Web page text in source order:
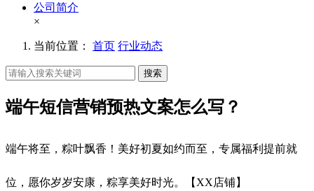
公司简介
×
当前位置： 首页 行业动态
搜索
端午短信营销预热文案怎么写？
端午将至，粽叶飘香！美好初夏如约而至，专属福利提前就
位，愿你岁岁安康，粽享美好时光。【XX店铺】